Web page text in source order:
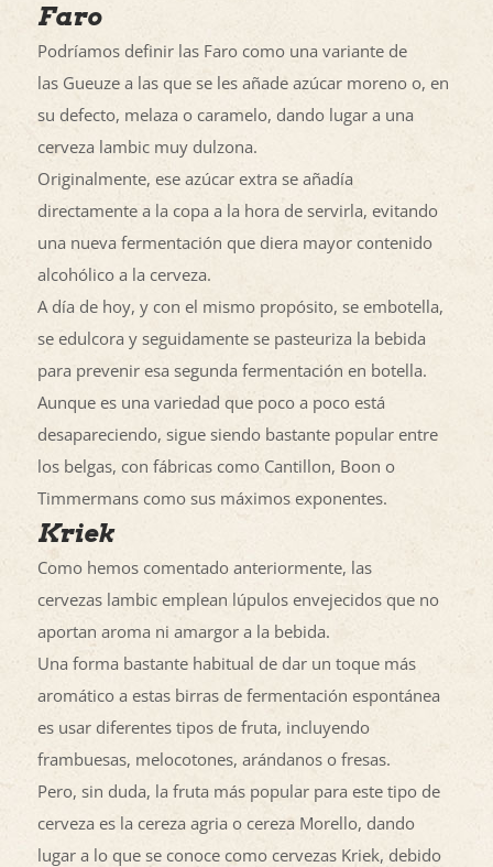
Faro
Podríamos definir las Faro como una variante de
las Gueuze a las que se les añade azúcar moreno o, en
su defecto, melaza o caramelo, dando lugar a una
cerveza lambic muy dulzona.
Originalmente, ese azúcar extra se añadía
directamente a la copa a la hora de servirla, evitando
una nueva fermentación que diera mayor contenido
alcohólico a la cerveza.
A día de hoy, y con el mismo propósito, se embotella,
se edulcora y seguidamente se pasteuriza la bebida
para prevenir esa segunda fermentación en botella.
Aunque es una variedad que poco a poco está
desapareciendo, sigue siendo bastante popular entre
los belgas, con fábricas como Cantillon, Boon o
Timmermans como sus máximos exponentes.
Kriek
Como hemos comentado anteriormente, las
cervezas lambic emplean lúpulos envejecidos que no
aportan aroma ni amargor a la bebida.
Una forma bastante habitual de dar un toque más
aromático a estas birras de fermentación espontánea
es usar diferentes tipos de fruta, incluyendo
frambuesas, melocotones, arándanos o fresas.
Pero, sin duda, la fruta más popular para este tipo de
cerveza es la cereza agria o cereza Morello, dando
lugar a lo que se conoce como cervezas Kriek, debido